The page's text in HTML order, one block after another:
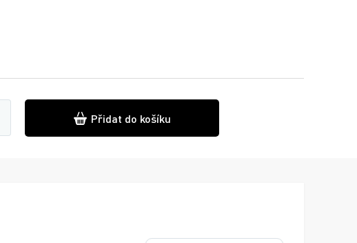
Přidat do košíku